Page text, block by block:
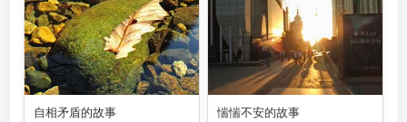
自相矛盾的故事 惴惴不安的故事